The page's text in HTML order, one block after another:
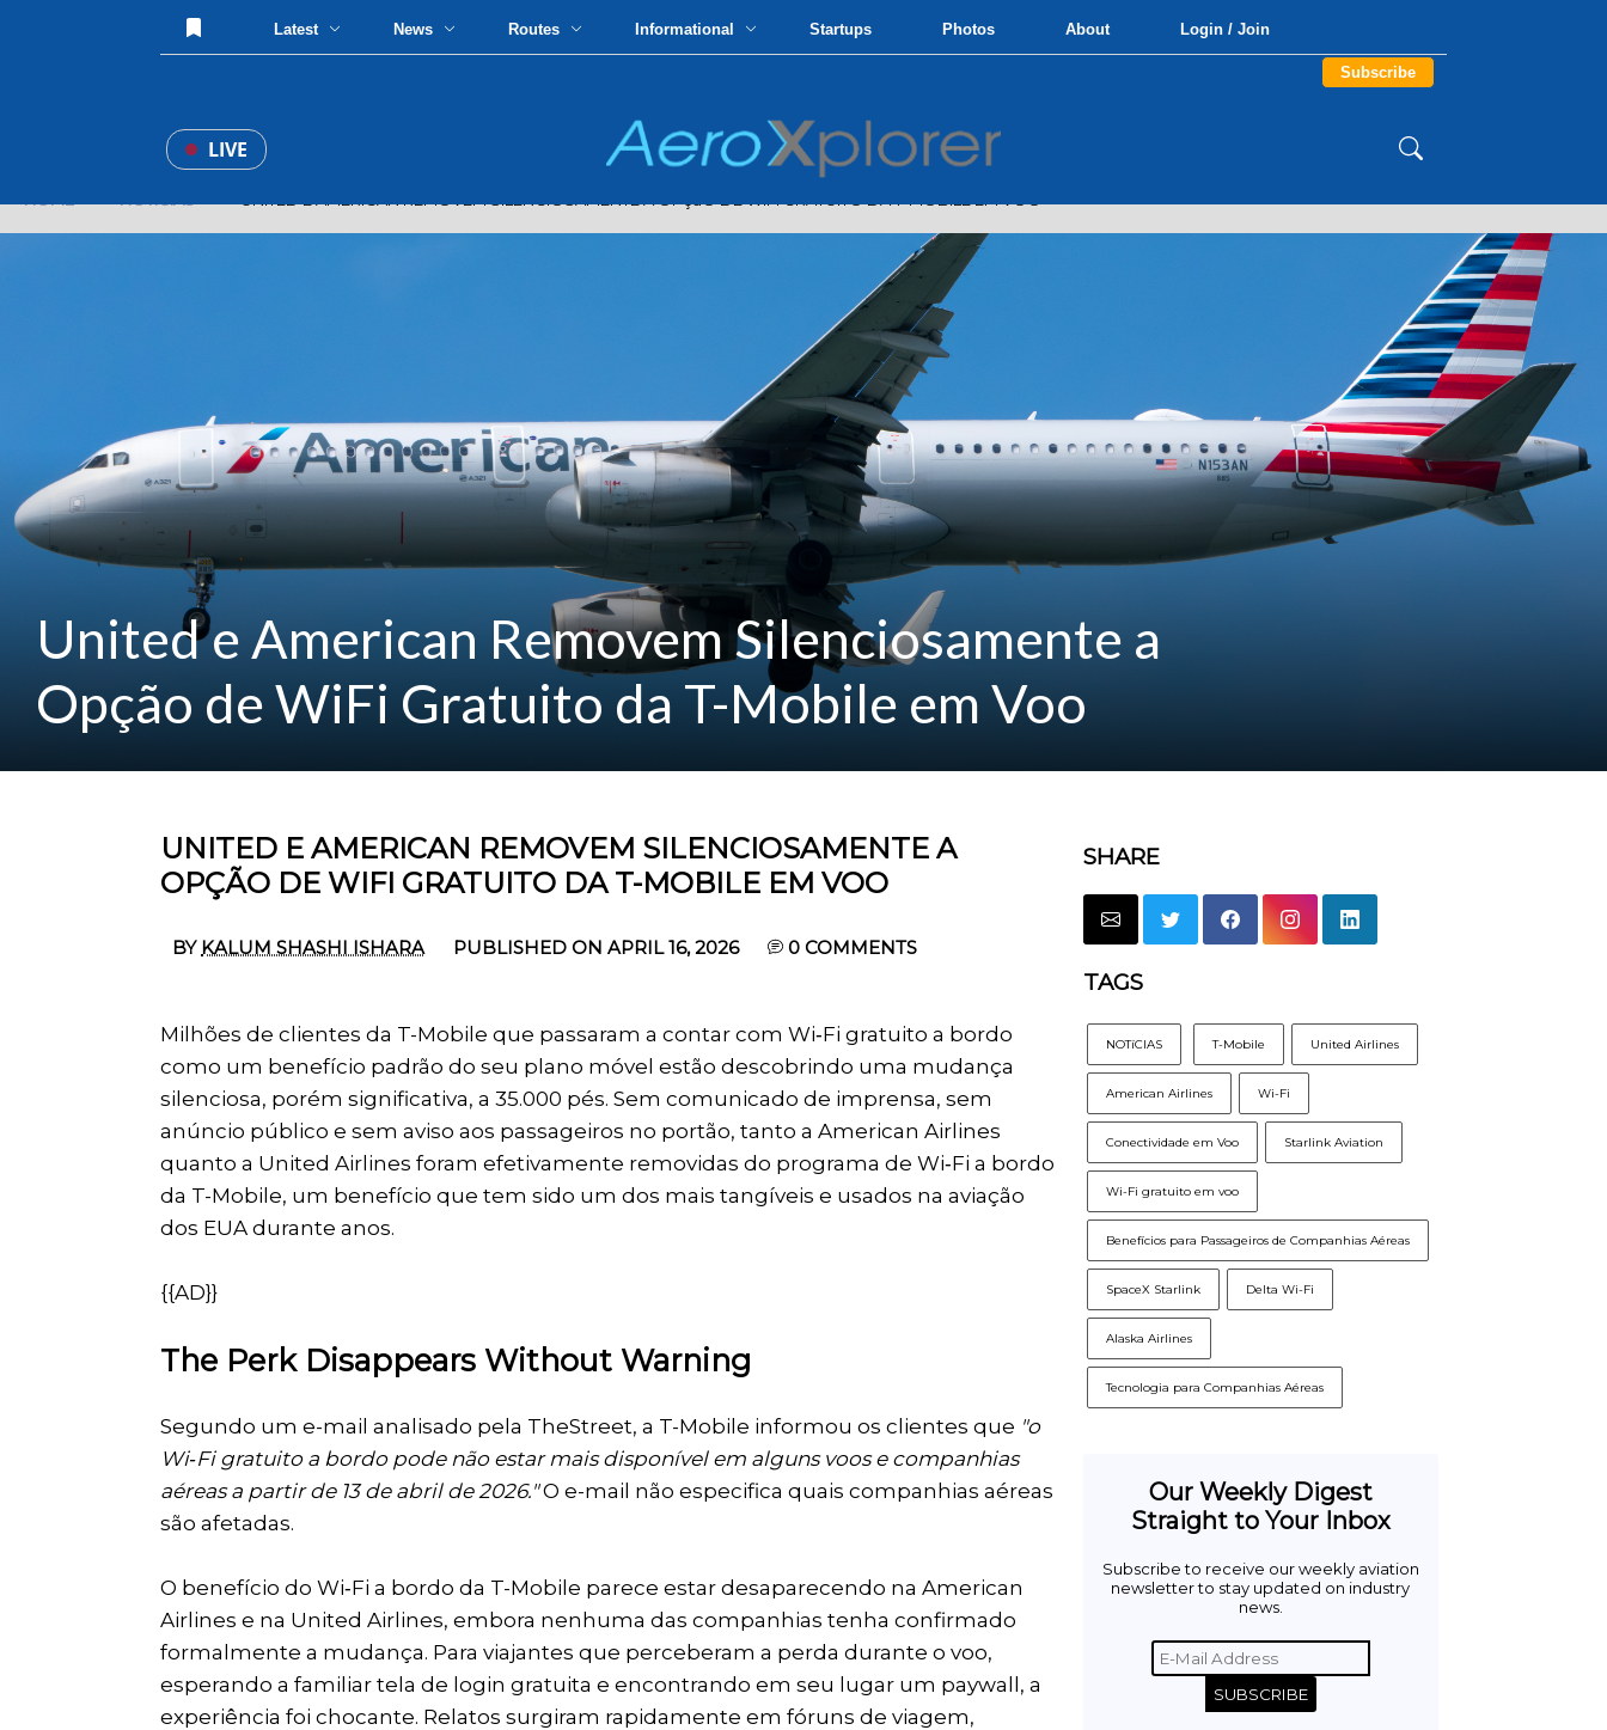
Latest News Routes Informational Startups Photos About Login / Join
Subscribe
LIVE
United e American Removem Silenciosamente a
Opção de WiFi Gratuito da T-Mobile em Voo
UNITED E AMERICAN REMOVEM SILENCIOSAMENTE A
OPÇÃO DE WIFI GRATUITO DA T-MOBILE EM VOO
BY KALUM SHASHI ISHARA PUBLISHED ON APRIL 16, 2026 0 COMMENTS
Milhões de clientes da T-Mobile que passaram a contar com Wi‑Fi gratuito a bordo
como um benefício padrão do seu plano móvel estão descobrindo uma mudança
silenciosa, porém significativa, a 35.000 pés. Sem comunicado de imprensa, sem
anúncio público e sem aviso aos passageiros no portão, tanto a American Airlines
quanto a United Airlines foram efetivamente removidas do programa de Wi‑Fi a bordo
da T-Mobile, um benefício que tem sido um dos mais tangíveis e usados na aviação
dos EUA durante anos.
{{AD}}
The Perk Disappears Without Warning
Segundo um e-mail analisado pela TheStreet, a T-Mobile informou os clientes que "o
Wi‑Fi gratuito a bordo pode não estar mais disponível em alguns voos e companhias
aéreas a partir de 13 de abril de 2026."O e-mail não especifica quais companhias aéreas
são afetadas.
O benefício do Wi‑Fi a bordo da T-Mobile parece estar desaparecendo na American
Airlines e na United Airlines, embora nenhuma das companhias tenha confirmado
formalmente a mudança. Para viajantes que perceberam a perda durante o voo,
esperando a familiar tela de login gratuita e encontrando em seu lugar um paywall, a
experiência foi chocante. Relatos surgiram rapidamente em fóruns de viagem,
SHARE
TAGS
NOTíCIAS T-Mobile United Airlines
American Airlines Wi-Fi
Conectividade em Voo Starlink Aviation
Wi-Fi gratuito em voo
Benefícios para Passageiros de Companhias Aéreas
SpaceX Starlink Delta Wi-Fi
Alaska Airlines
Tecnologia para Companhias Aéreas
Our Weekly Digest
Straight to Your Inbox
Subscribe to receive our weekly aviation
newsletter to stay updated on industry
news.
SUBSCRIBE